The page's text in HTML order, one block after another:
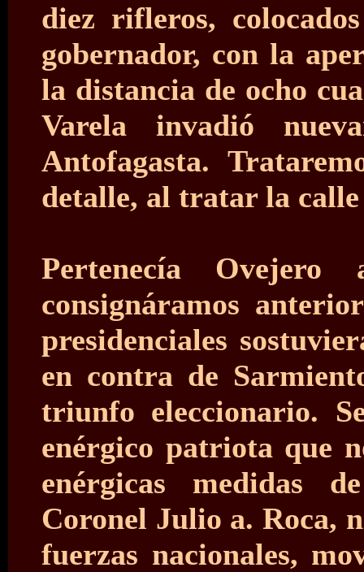
diez rifleros,
gobernador, con la
la distancia de ocho
Varela invadió
Antofagasta.
detalle, al tratar la
Pertenecía
consignáramos
presidenciales
en contra de
triunfo eleccionario.
enérgico patriota que
enérgicas medidas
Coronel Julio a. Roca,
fuerzas nacionales,